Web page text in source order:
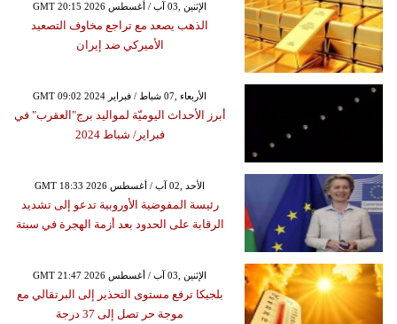
GMT 20:15 2026 الإثنين ,03 آب / أغسطس
الذهب يصعد مع تراجع مخاوف التصعيد
الأميركي ضد إيران
GMT 09:02 2024 الأربعاء ,07 شباط / فبراير
أبرز الأحداث اليوميّة لمواليد برج"العقرب" في
فبراير/ شباط 2024
GMT 18:33 2026 الأحد ,02 آب / أغسطس
رئيسة المفوضية الأوروبية تدعو إلى تشديد
الرقابة على الحدود بعد أزمة الهجرة في سبتة
GMT 21:47 2026 الإثنين ,03 آب / أغسطس
بلجيكا ترفع مستوى التحذير إلى البرتقالي مع
موجة حر تصل إلى 37 درجة